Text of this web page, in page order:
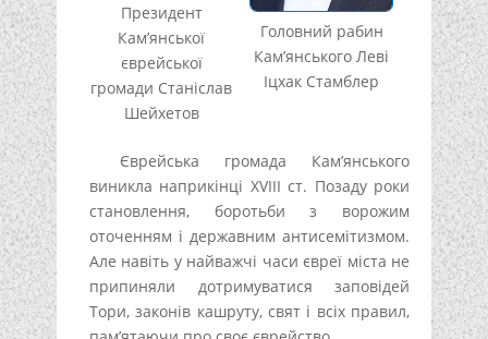
Президент
Кам’янської
єврейської
громади Станіслав
Шейхетов
Головний рабин
Кам’янського Леві
Іцхак Стамблер
Єврейська громада Кам’янського
виникла наприкінці XVIII ст. Позаду роки
становлення, боротьби з ворожим
оточенням і державним антисемітизмом.
Але навіть у найважчі часи євреї міста не
припиняли дотримуватися заповідей
Тори, законів кашруту, свят і всіх правил,